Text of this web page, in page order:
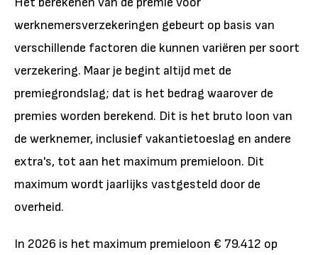
werknemersverzekeringen gebeurt op basis van
verschillende factoren die kunnen variëren per soort
verzekering. Maar je begint altijd met de
premiegrondslag; dat is het bedrag waarover de
premies worden berekend. Dit is het bruto loon van
de werknemer, inclusief vakantietoeslag en andere
extra's, tot aan het maximum premieloon. Dit
maximum wordt jaarlijks vastgesteld door de
overheid.
In 2026 is het maximum premieloon € 79.412 op